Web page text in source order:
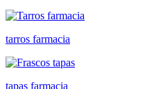
tarros farmacia
tapas farmacia